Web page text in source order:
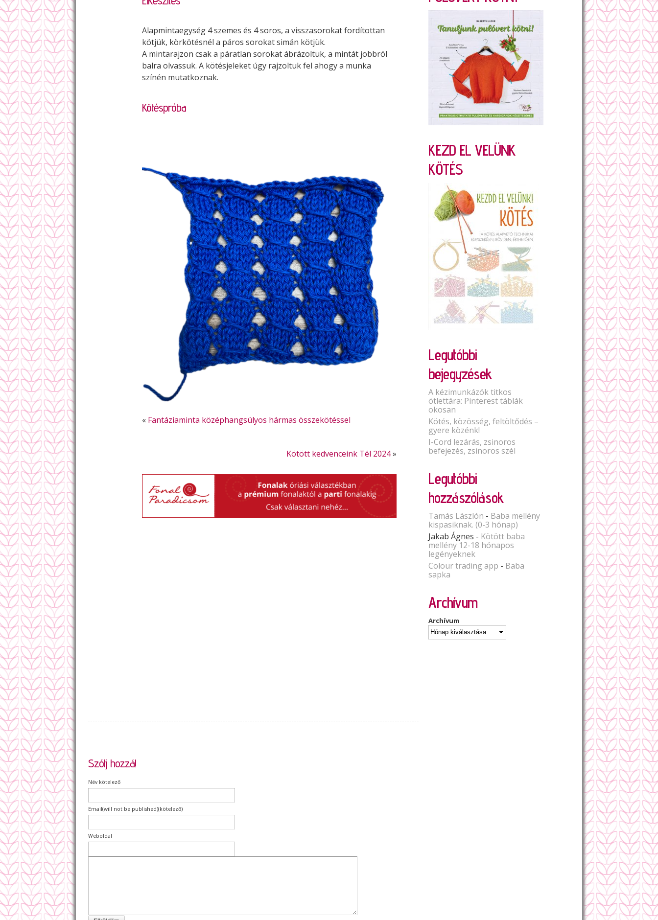
Alapmintaegység 4 szemes és 4 soros, a visszasorokat fordítottan
kötjük, körkötésnél a páros sorokat simán kötjük.
A mintarajzon csak a páratlan sorokat ábrázoltuk, a mintát jobbról
balra olvassuk. A kötésjeleket úgy rajzoltuk fel ahogy a munka
színén mutatkoznak.
Kötéspróba
« Fantáziaminta középhangsúlyos hármas összekötéssel
Kötött kedvenceink Tél 2024»
Szólj hozzá!
Név kötelező
Email(will not be published)(kötelező)
Weboldal
KEZD EL VELÜNK
KÖTÉS
Legutóbbi
bejegyzések
A kézimunkázók titkos
ötlettára: Pinterest táblák
okosan
Kötés, közösség, feltöltődés –
gyere közénk!
I-Cord lezárás, zsinoros
befejezés, zsinoros szél
Legutóbbi
hozzászólások
Tamás Lászlón - Baba mellény
kispasiknak. (0-3 hónap)
Jakab Ágnes - Kötött baba
mellény 12-18 hónapos
legényeknek
Colour trading app - Baba
sapka
Archívum
Archívum